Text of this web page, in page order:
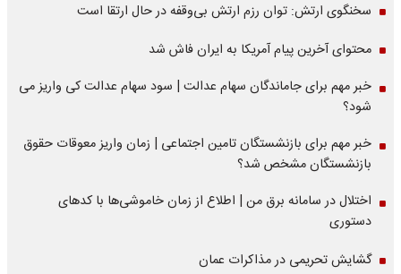
سخنگوی ارتش: توان رزم ارتش بی‌وقفه در حال ارتقا است
محتوای آخرین پیام آمریکا به ایران فاش شد
خبر مهم برای جاماندگان سهام عدالت | سود سهام عدالت کی واریز می
شود؟
خبر مهم برای بازنشستگان تامین اجتماعی | زمان واریز معوقات حقوق
بازنشستگان مشخص شد؟
اختلال در سامانه برق من | اطلاع از زمان خاموشی‌ها با کدهای
دستوری
گشایش تحریمی در مذاکرات عمان